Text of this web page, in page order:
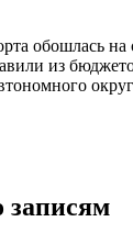
обошлась
из
записям